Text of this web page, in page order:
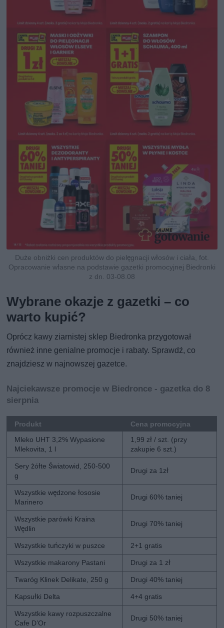
Duże obniżki cen produktów do pielęgnacji włosów i ciała, fot.
Opracowanie własne na podstawie gazetki promocyjnej Biedronki
z dn. 03-08.08
Wybrane okazje z gazetki – co
warto kupić?
Oprócz kawy ziarnistej sklep Biedronka przygotował
również inne genialne promocje i rabaty. Sprawdź, co
znajdziesz w najnowszej gazetce.
Najciekawsze promocje w Biedronce - gazetka do 8
sierpnia
Produkt
Cena promocyjna
Mleko UHT 3,2% Wypasione
Mlekovita, 1 l
1,99 zł / szt. (przy
zakupie 6 szt.)
Sery żółte Światowid, 250-500
g
Drugi za 1zł
Wszystkie wędzone łososie
Marinero
Drugi 60% taniej
Wszystkie parówki Kraina
Wędlin
Drugi 70% taniej
Wszystkie tuńczyki w puszce 2+1 gratis
Wszystkie makarony Pastani Drugi za 1 zł
Twaróg Klinek Delikate, 250 g Drugi 40% taniej
Kapsułki Delta 4+4 gratis
Wszystkie kawy rozpuszczalne
Cafe D’Or
Drugi 50% taniej